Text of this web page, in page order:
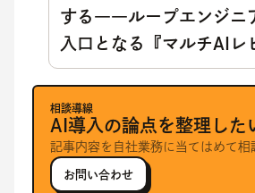
する――ループエンジニ
入口となる『マルチAIレ
イプライン』
相談導線
AI導入の論点を整理した
記事内容を自社業務に当てはめて相
お問い合わせ